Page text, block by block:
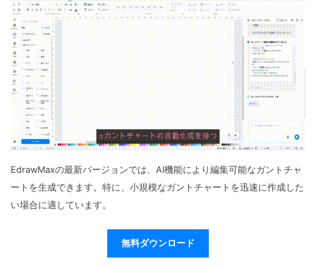
EdrawMaxの最新バージョンでは、AI機能により編集可能なガントチャ
ートを生成できます。特に、小規模なガントチャートを迅速に作成した
い場合に適しています。
無料ダウンロード